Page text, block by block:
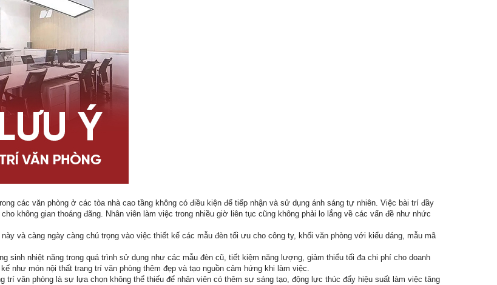
các văn phòng ở các tòa nhà cao tầng không có điều kiện để tiếp nhận và sử dụng ánh sáng tự nhiên. Việc bài trí đầy
không gian thoáng đãng. Nhân viên làm việc trong nhiều giờ liên tục cũng không phải lo lắng về các vấn đề như nhức
và càng ngày càng chú trọng vào việc thiết kế các mẫu đèn tối ưu cho công ty, khối văn phòng với kiểu dáng, mẫu mã
sinh nhiệt năng trong quá trình sử dụng như các mẫu đèn cũ, tiết kiệm năng lượng, giảm thiểu tối đa chi phí cho doanh
như món nội thất trang trí văn phòng thêm đẹp và tạo nguồn cảm hứng khi làm việc.
trí văn phòng là sự lựa chọn không thể thiếu để nhân viên có thêm sự sáng tạo, động lực thúc đẩy hiệu suất làm việc tăng